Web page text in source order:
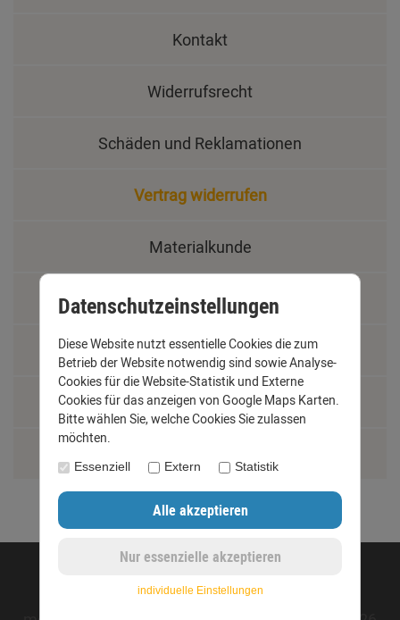
Kontakt
Widerrufsrecht
Schäden und Reklamationen
Vertrag widerrufen
Materialkunde
Fachbegriffe
Jobs
Montage und Installationshilfen
©opyright 2020 - www.dachrinnen-shop.de
Datenschutzeinstellungen
Diese Website nutzt essentielle Cookies die zum
Betrieb der Website notwendig sind sowie Analyse-
Cookies für die Website-Statistik und Externe
Cookies für das anzeigen von Google Maps Karten.
Bitte wählen Sie, welche Cookies Sie zulassen
möchten.
Essenziell Extern Statistik
individuelle Einstellungen